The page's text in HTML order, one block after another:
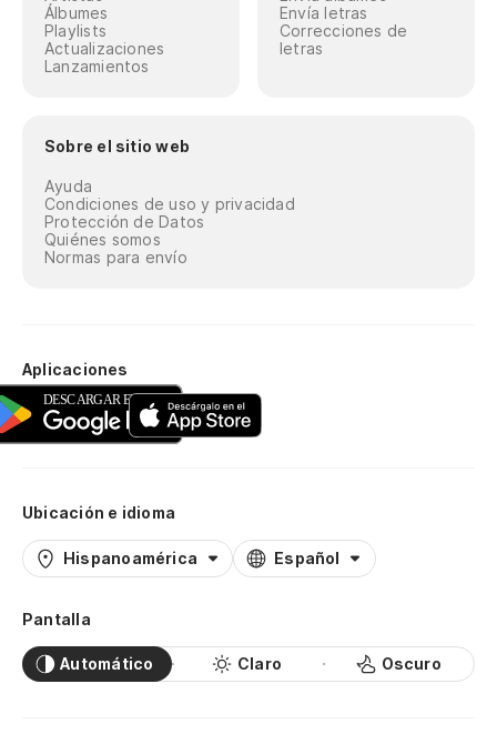
Álbumes
Playlists
Actualizaciones
Lanzamientos
Envía letras
Correcciones de
letras
Sobre el sitio web
Ayuda
Condiciones de uso y privacidad
Protección de Datos
Quiénes somos
Normas para envío
Aplicaciones
Ubicación e idioma
Hispanoamérica Español
Pantalla
Automático Claro Oscuro